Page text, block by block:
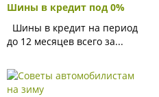
Шины в кредит под 0%
Шины в кредит на период
до 12 месяцев всего за...